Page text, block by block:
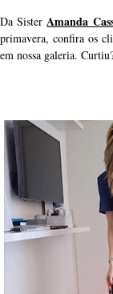
Da Sister Amanda
primavera, confira os
em nossa galeria.